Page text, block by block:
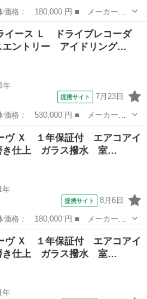
ヴ ■ グレード名： Ｘ １年保
上 ガラス撥水 室内除菌クリー
車両
イース Ｌ ドライブレコーダ
ントリー アイドリング…
年
提携サイト 7月23日
イース ■ グレード名： Ｌ ド
トリー アイドリングストップ Ｃ
ヴ Ｘ １年保証付 エアコアイ
き仕上 ガラス撥水 室…
年
提携サイト 8月6日
ヴ ■ グレード名： Ｘ １年保
上 ガラス撥水 室内除菌クリー
車両
ヴ Ｘ １年保証付 エアコアイ
き仕上 ガラス撥水 室…
年